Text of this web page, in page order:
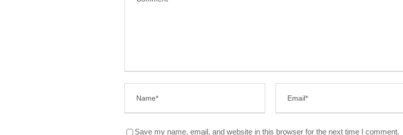
Save my name, email, and website in this browser for the next time I comment.